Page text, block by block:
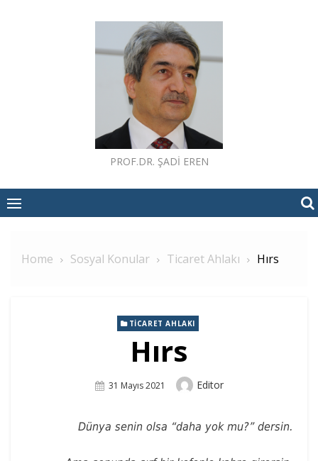
PROF.DR. ŞADI EREN
Home Sosyal Konular Ticaret Ahlakı Hırs
TICARET AHLAKI
Hırs
Posted
31 Mayıs 2021 Author
Editor
Dünya senin olsa “daha yok mu?” dersin.